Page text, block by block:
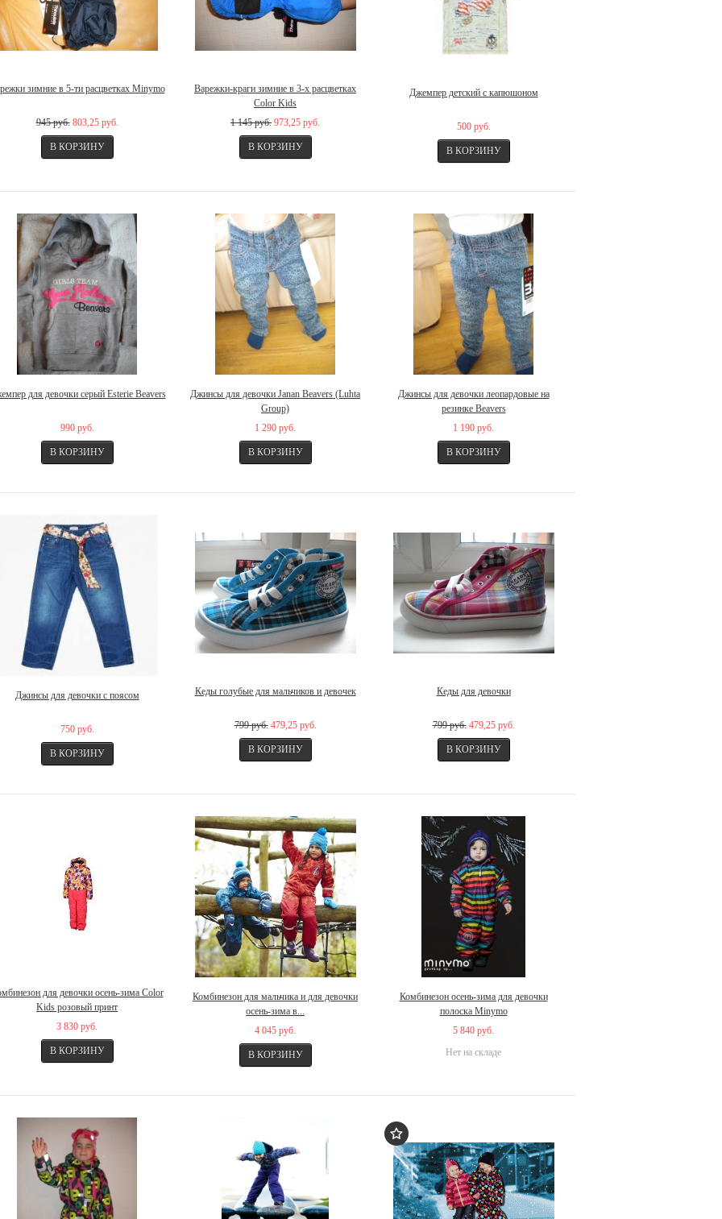
зимние в 5-ти расцветках Minymo
945 руб. 803,25 руб.
Варежки-краги зимние в 3-х расцветках
Color Kids
1 145 руб. 973,25 руб.
Джемпер детский с капюшоном
500 руб.
для девочки серый Esterie Beavers
990 руб.
Джинсы для девочки Janan Beavers (Luhta
Group)
1 290 руб.
Джинсы для девочки леопардовые на
резинке Beavers
1 190 руб.
Джинсы для девочки с поясом
750 руб.
Кеды голубые для мальчиков и девочек
799 руб. 479,25 руб.
Кеды для девочки
799 руб. 479,25 руб.
для девочки осень-зима Color
Kids розовый принт
3 830 руб.
Комбинезон для мальчика и для девочки
осень-зима в...
4 045 руб.
Комбинезон осень-зима для девочки
полоска Minymo
5 840 руб.
Нет на складе